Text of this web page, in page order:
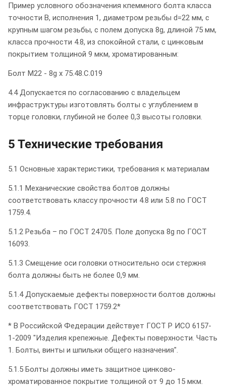
Пример условного обозначения кпеммного болта класса
точности В, исполнения 1, диаметром резьбы d=22 мм, с
крупным шагом резьбы, с полем допуска 8g, длиной 75 мм,
класса прочности 4.8, из спокойной стали, с цинковым
покрытием толщиной 9 мкм, хроматированным:
Болт М22 - 8g x 75.48.С.019
4.4 Допускается по согласованию с владельцем
инфраструктуры изготовлять болты с углублением в
торце головки, глубиной не более 0,3 высоты головки.
5 Технические требования
5.1 Основные характеристики, требования к материалам
5.1.1 Механические свойства болтов должны
соответствовать классу прочности 4.8 или 5.8 по ГОСТ
1759.4.
5.1.2 Резьба – по ГОСТ 24705. Поле допуска 8g по ГОСТ
16093.
5.1.3 Смещение оси головки относительно оси стержня
болта должны быть не более 0,9 мм.
5.1.4 Допускаемые дефекты поверхности болтов должны
соответствовать ГОСТ 1759.2*
* В Российской Федерации действует ГОСТ Р ИСО 6157-
1-2009 "Изделия крепежные. Дефекты поверхности. Часть
1. Болты, винты и шпильки общего назначения".
5.1.5 Болты должны иметь защитное цинково-
хроматированное покрытие толщиной от 9 до 15 мкм.